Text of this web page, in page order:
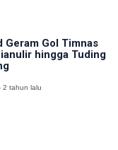
Geram Gol Timnas
hingga Tuding
2 tahun lalu